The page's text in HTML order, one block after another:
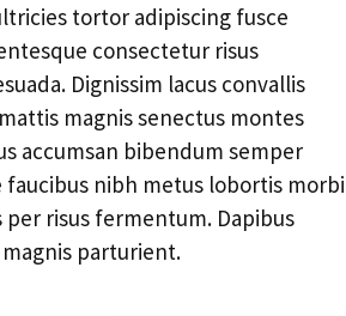
tortor adipiscing fusce
consectetur risus
Dignissim lacus convallis
magnis senectus montes
accumsan bibendum semper
faucibus nibh metus lobortis morbi
per risus fermentum. Dapibus
parturient.